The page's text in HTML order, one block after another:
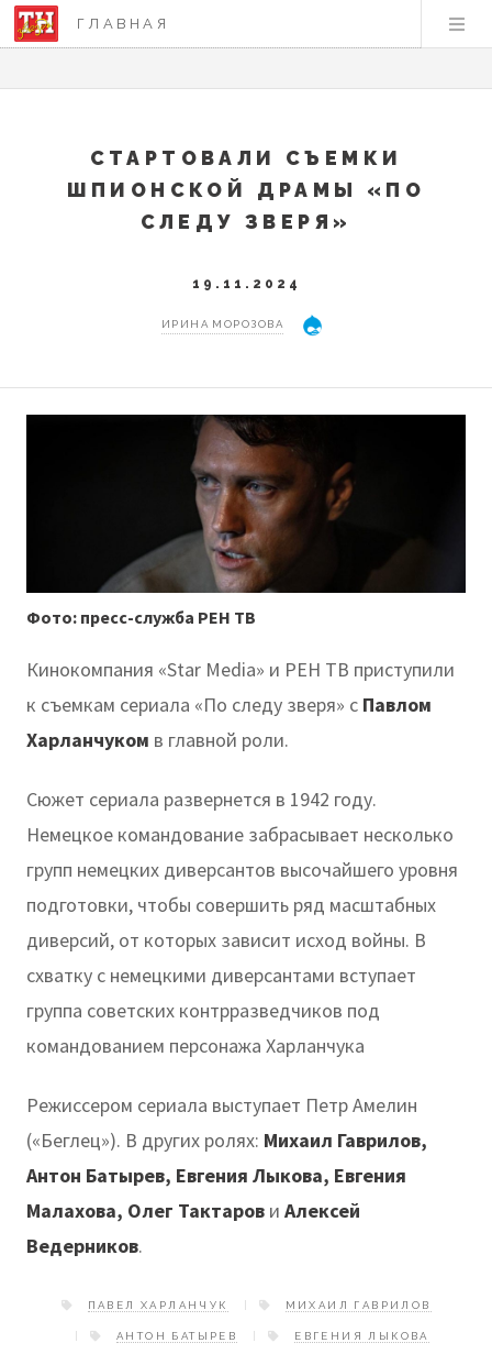
ГЛАВНАЯ
СТАРТОВАЛИ СЪЕМКИ
ШПИОНСКОЙ ДРАМЫ «ПО
СЛЕДУ ЗВЕРЯ»
19.11.2024
ИРИНА МОРОЗОВА
Фото: пресс-служба РЕН ТВ
Кинокомпания «Star Media» и РЕН ТВ приступили
к съемкам сериала «По следу зверя» с Павлом
Харланчуком в главной роли.
Сюжет сериала развернется в 1942 году.
Немецкое командование забрасывает несколько
групп немецких диверсантов высочайшего уровня
подготовки, чтобы совершить ряд масштабных
диверсий, от которых зависит исход войны. В
схватку с немецкими диверсантами вступает
группа советских контрразведчиков под
командованием персонажа Харланчука
Режиссером сериала выступает Петр Амелин
(«Беглец»). В других ролях: Михаил Гаврилов,
Антон Батырев, Евгения Лыкова, Евгения
Малахова, Олег Тактаров и Алексей
Ведерников.
ПАВЕЛ ХАРЛАНЧУК МИХАИЛ ГАВРИЛОВ
АНТОН БАТЫРЕВ ЕВГЕНИЯ ЛЫКОВА